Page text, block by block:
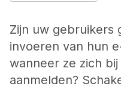
Zijn uw gebruikers
invoeren van hun
wanneer ze zich
aanmelden?